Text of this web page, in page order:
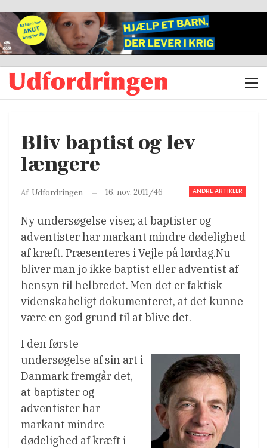
Bliv baptist og lev
længere
ANDRE ARTIKLER
Af Udfordringen 16. nov. 2011/46
Ny undersøgelse viser, at baptister og
adventister har markant mindre dødelighed
af kræft. Præsenteres i Vejle på lørdag.Nu
bliver man jo ikke baptist eller adventist af
hensyn til helbredet. Men det er faktisk
videnskabeligt dokumenteret, at det kunne
være en god grund til at blive det.
I den første
undersøgelse af sin art i
Danmark fremgår det,
at baptister og
adventister har
markant mindre
dødelighed af kræft i